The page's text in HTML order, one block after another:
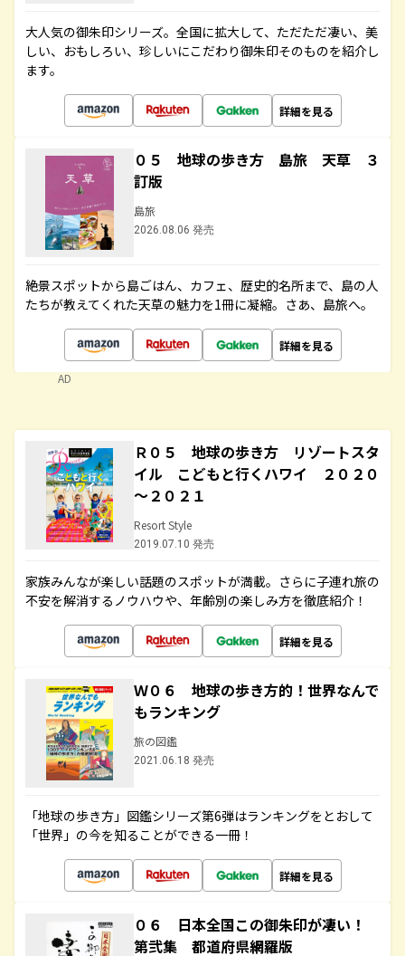
大人気の御朱印シリーズ。全国に拡大して、ただただ凄い、美
しい、おもしろい、珍しいにこだわり御朱印そのものを紹介し
ます。
詳細を見る
０５ 地球の歩き方 島旅 天草 ３
訂版
島旅
2026.08.06 発売
絶景スポットから島ごはん、カフェ、歴史的名所まで、島の人
たちが教えてくれた天草の魅力を1冊に凝縮。さあ、島旅へ。
詳細を見る
AD
Ｒ０５ 地球の歩き方 リゾートスタ
イル こどもと行くハワイ ２０２０
～２０２１
Resort Style
2019.07.10 発売
家族みんなが楽しい話題のスポットが満載。さらに子連れ旅の
不安を解消するノウハウや、年齢別の楽しみ方を徹底紹介！
詳細を見る
Ｗ０６ 地球の歩き方的！世界なんで
もランキング
旅の図鑑
2021.06.18 発売
「地球の歩き方」図鑑シリーズ第6弾はランキングをとおして
「世界」の今を知ることができる一冊！
詳細を見る
０６ 日本全国この御朱印が凄い！
第弐集 都道府県網羅版